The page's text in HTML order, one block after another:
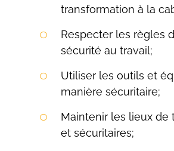
transformation à la
Respecter les règles
sécurité au travail;
Utiliser les outils et
manière sécuritaire;
Maintenir les lieux de
et sécuritaires;